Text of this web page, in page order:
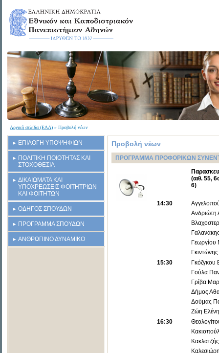
Αρχική σελίδα (ΕΛΛ) » Προβολή νέων
ΕΠΙΛΟΓΗ ΥΠΟΨΗΦΙΩΝ
ΠΟΛΙΤΙΚΗ ΠΟΙΟΤΗΤΑΣ ΚΑΙ
ΣΤΟΧΟΘΕΣΙΑ
ΔΙΚΑΙΩΜΑΤΑ ΚΑΙ
ΥΠΟΧΡΕΩΣΕΙΣ ΦΟΙΤΗΤΡΙΩΝ
ΚΑΙ ΦΟΙΤΗΤΩΝ
ΟΔΗΓΟΣ ΣΠΟΥΔΩΝ
ΠΡΟΓΡΑΜΜΑ ΣΠΟΥΔΩΝ
ΑΝΘΡΩΠΙΝΟ ΔΥΝΑΜΙΚΟ
Προβολή νέων
ΠΡΟΓΡΑΜΜΑ ΠΡΟΦΟΡΙΚΩΝ
(αιθ. 55,
6)
14:30
Ανδριώτη
Γεωργίου
15:30
Γκόζγκου
Γούλα
Γρίβα
Δήμος
Δούμας
Ζώη Ελένη
16:30